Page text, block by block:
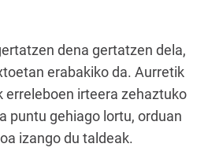
dena gertatzen dela,
erabakiko da. Aurretik
erreleboen irteera zehaztuko
puntu gehiago lortu, orduan
izango du taldeak.